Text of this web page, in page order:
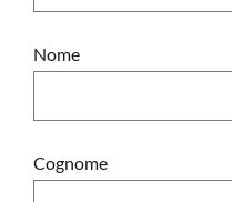
Nome
Cognome